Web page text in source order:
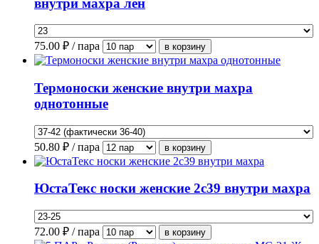
75.00 ₽ / пара
Термоноски женские внутри махра
однотонные
50.80 ₽ / пара
ЮстаТекс носки женские 2с39 внутри махра
72.00 ₽ / пара